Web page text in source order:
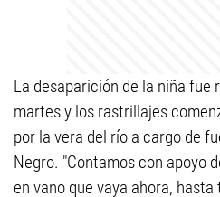
La desaparición de la niña fue
martes y los rastrillajes
por la vera del río a cargo de
Negro. "Contamos con apoyo
en vano que vaya ahora,